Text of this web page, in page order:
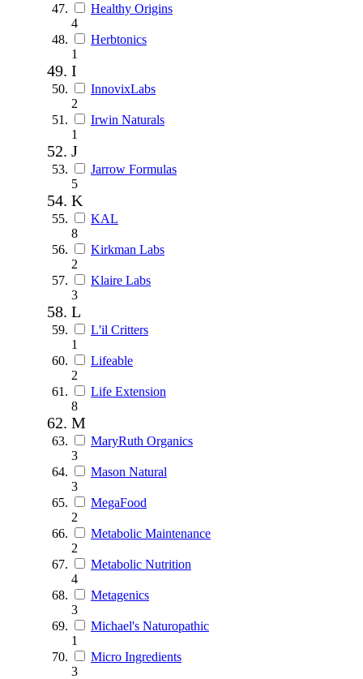
Healthy Origins
4
Herbtonics
1
I
InnovixLabs
2
Irwin Naturals
1
J
Jarrow Formulas
5
K
KAL
8
Kirkman Labs
2
Klaire Labs
3
L
L'il Critters
1
Lifeable
2
Life Extension
8
M
MaryRuth Organics
3
Mason Natural
3
MegaFood
2
Metabolic Maintenance
2
Metabolic Nutrition
4
Metagenics
3
Michael's Naturopathic
1
Micro Ingredients
3